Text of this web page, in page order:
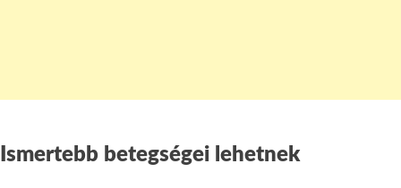
Ismertebb betegségei lehetnek